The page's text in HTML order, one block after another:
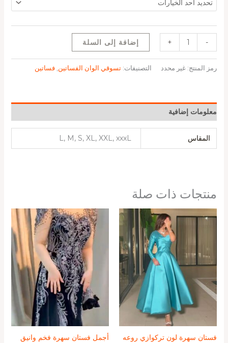
-
+ إضافة إلى السلة
رمز المنتج: غير محدد التصنيفات: تسوقي الوان الفساتين فساتين
معلومات إضافية
المقاس L, M, S, XL, XXL, xxxL
منتجات ذات صلة
فستان سهرة لون تركوازي روعه أجمل فستان سهرة فخم وانيق